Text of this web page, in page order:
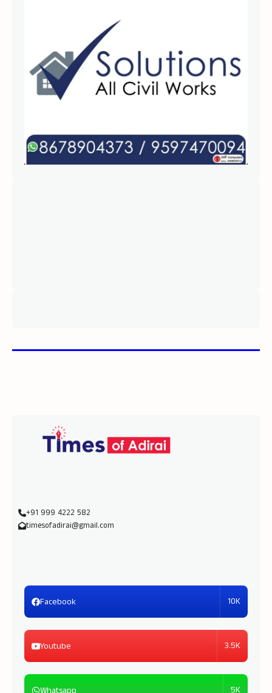
+91 999 4222 582
timesofadirai@gmail.com
Facebook 10K
Youtube 3.5K
Whatsapp 5K